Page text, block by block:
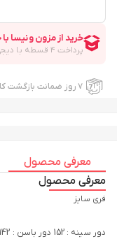
۷ روز ضمانت بازگشت کالا
معرفی محصول
معرفی محصول
فری سایز
دور سینه : 152 دور باسن : 142 دور بازو : آزاد قد آستین از یقه : 65 قد کار : 126